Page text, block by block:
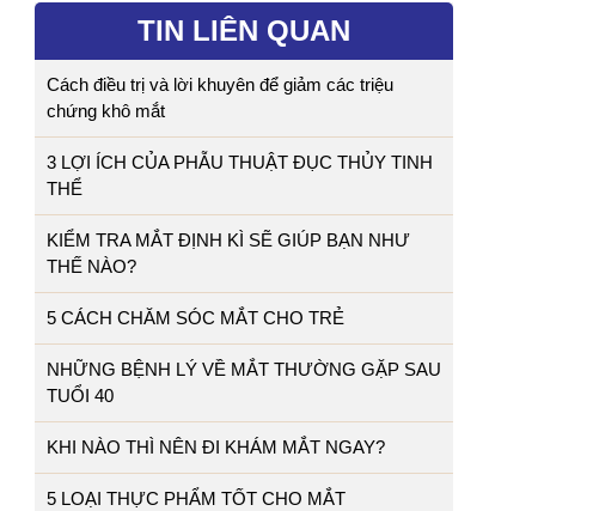
TIN LIÊN QUAN
Cách điều trị và lời khuyên để giảm các triệu
chứng khô mắt
3 LỢI ÍCH CỦA PHẪU THUẬT ĐỤC THỦY TINH
THỂ
KIỂM TRA MẮT ĐỊNH KÌ SẼ GIÚP BẠN NHƯ
THẾ NÀO?
5 CÁCH CHĂM SÓC MẮT CHO TRẺ
NHỮNG BỆNH LÝ VỀ MẮT THƯỜNG GẶP SAU
TUỔI 40
KHI NÀO THÌ NÊN ĐI KHÁM MẮT NGAY?
5 LOẠI THỰC PHẨM TỐT CHO MẮT